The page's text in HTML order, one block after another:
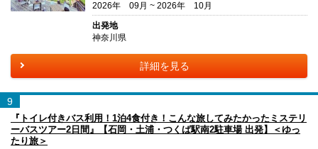
2026年 09月 ~ 2026年 10月
出発地
神奈川県
詳細を見る
9
『トイレ付きバス利用！1泊4食付き！こんな旅してみたかったミステリ
ーバスツアー2日間』【石岡・土浦・つくば駅南2駐車場 出発】＜ゆっ
たり旅＞